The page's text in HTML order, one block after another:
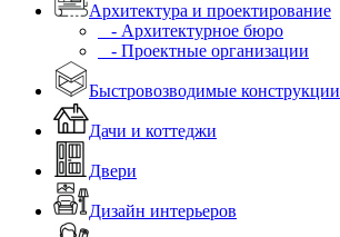
Архитектура и проектирование
- Архитектурное бюро
- Проектные организации
Быстровозводимые конструкции
Дачи и коттеджи
Двери
Дизайн интерьеров